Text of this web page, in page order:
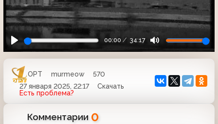
00:00 34:17
ОРТ murmeow
570
27 января 2025, 22:17
Скачать
Есть проблема?
Комментарии 0